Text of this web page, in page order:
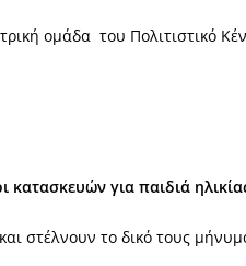
ομάδα του Πολιτιστικό
κατασκευών για παιδιά
στέλνουν το δικό τους